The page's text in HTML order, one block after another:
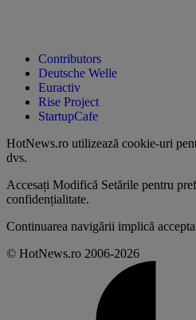
Contributors
Deutsche Welle
Euractiv
Rise Project
StartupCafe
HotNews.ro utilizează cookie-uri
dvs.
Accesați Modifică Setările pentru
confidențialitate.
Continuarea navigării implică
© HotNews.ro 2006-2026